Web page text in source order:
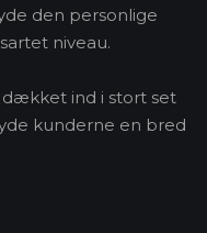
den personlige
niveau.
ind i stort set
kunderne en bred